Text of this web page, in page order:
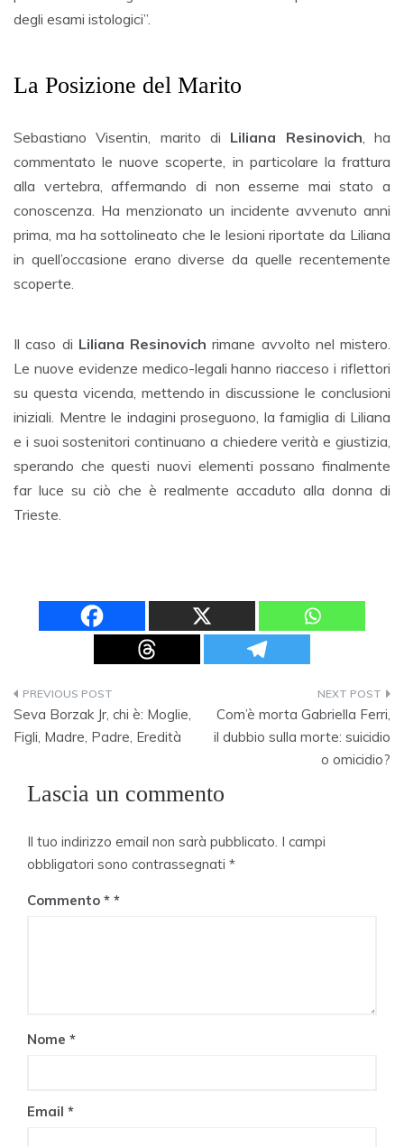
degli esami istologici”.
La Posizione del Marito
Sebastiano Visentin, marito di Liliana Resinovich , ha
commentato le nuove scoperte, in particolare la frattura
alla vertebra, affermando di non esserne mai stato a
conoscenza. Ha menzionato un incidente avvenuto anni
prima, ma ha sottolineato che le lesioni riportate da Liliana
in quell’occasione erano diverse da quelle recentemente
scoperte.
Il caso di Liliana Resinovich rimane avvolto nel mistero.
Le nuove evidenze medico-legali hanno riacceso i riflettori
su questa vicenda, mettendo in discussione le conclusioni
iniziali. Mentre le indagini proseguono, la famiglia di Liliana
e i suoi sostenitori continuano a chiedere verità e giustizia,
sperando che questi nuovi elementi possano finalmente
far luce su ciò che è realmente accaduto alla donna di
Trieste.
Navigazione
articoli
Seva Borzak Jr, chi è: Moglie,
Figli, Madre, Padre, Eredità
Com’è morta Gabriella Ferri,
il dubbio sulla morte: suicidio
o omicidio?
Lascia un commento
Il tuo indirizzo email non sarà pubblicato. I campi
obbligatori sono contrassegnati *
Commento *
Nome *
Email *